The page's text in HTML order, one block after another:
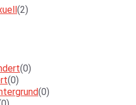
(2)
(0)
(0)
(0)